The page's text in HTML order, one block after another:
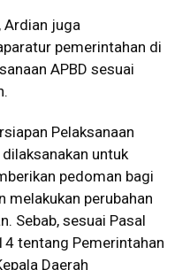
Ardian juga
pemerintahan di
APBD sesuai
Pelaksanaan
untuk
pedoman bagi
melakukan perubahan
Sebab, sesuai Pasal
tentang Pemerintahan
Daerah